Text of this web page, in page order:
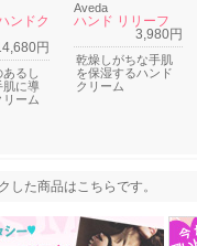
ンドク
円
あるし
肌に導
リーム
Aveda
ハンド リリーフ
3,980円
乾燥しがちな手肌
を保湿するハンド
クリーム
した商品
した商品はこちらです。